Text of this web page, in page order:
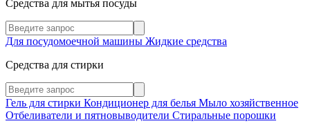
Средства для мытья посуды
Для посудомоечной машины Жидкие средства
Средства для стирки
Гель для стирки Кондиционер для белья Мыло хозяйственное
Отбеливатели и пятновыводители Стиральные порошки